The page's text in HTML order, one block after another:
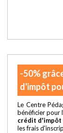
-50%
d'impôt
Le Centre
bénéficier pour
crédit d'impôt
les frais